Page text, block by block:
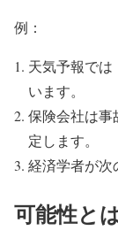
例：
天気予報では
います。
保険会社は事
定します。
経済学者が次
可能性と